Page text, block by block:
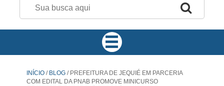
INÍCIO / BLOG /PREFEITURA DE JEQUIÉ EM PARCERIA
COM EDITAL DA PNAB PROMOVE MINICURSO